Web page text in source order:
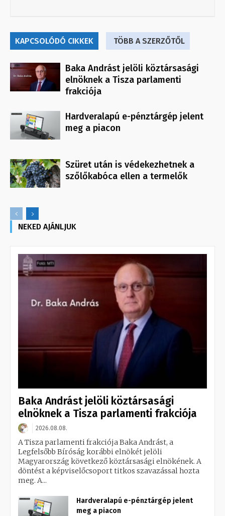
KAPCSOLÓDÓ CIKKEK TÖBB A SZERZŐTŐL
Baka Andrást jelöli köztársasági
elnöknek a Tisza parlamenti
frakciója
Hardveralapú e-pénztárgép jelent
meg a piacon
Szüret után is védekezhetnek a
szőlőkabóca ellen a termelők
NEKED AJÁNLJUK
Baka Andrást jelöli köztársasági
elnöknek a Tisza parlamenti frakciója
2026.08.08.
A Tisza parlamenti frakciója Baka Andrást, a
Legfelsőbb Bíróság korábbi elnökét jelöli
Magyarország következő köztársasági elnökének. A
döntést a képviselőcsoport titkos szavazással hozta
meg. A...
Hardveralapú e-pénztárgép jelent
meg a piacon